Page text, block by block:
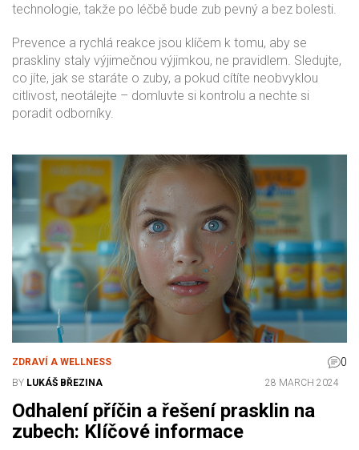
technologie, takže po léčbě bude zub pevný a bez bolesti.
Prevence a rychlá reakce jsou klíčem k tomu, aby se
praskliny staly výjimečnou výjimkou, ne pravidlem. Sledujte,
co jíte, jak se staráte o zuby, a pokud cítíte neobvyklou
citlivost, neotálejte – domluvte si kontrolu a nechte si
poradit odborníky.
ZDRAVÍ A WELLNESS 0
BY LUKÁŠ BŘEZINA 28 MARCH 2024
Odhalení příčin a řešení prasklin na
zubech: Klíčové informace